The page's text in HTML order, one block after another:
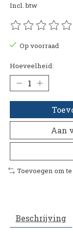
Incl. btw
De beoordeling
Op voorraad
Hoeveelheid:
Aan
Toevoegen om
Beschrijving